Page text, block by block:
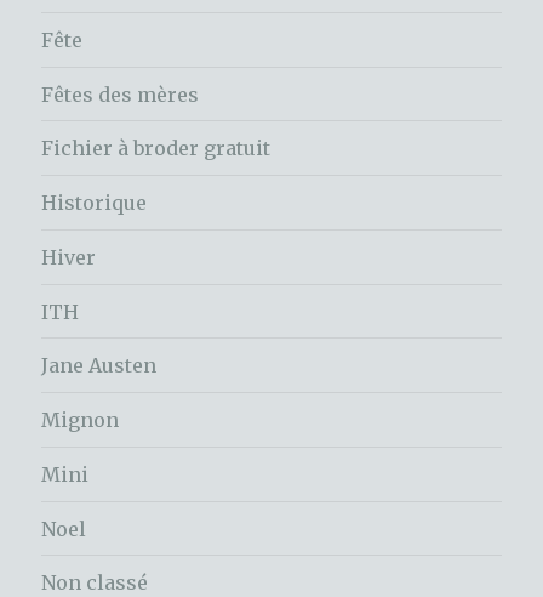
Fête
Fêtes des mères
Fichier à broder gratuit
Historique
Hiver
ITH
Jane Austen
Mignon
Mini
Noel
Non classé